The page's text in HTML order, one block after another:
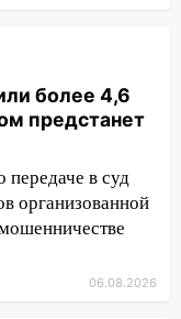
град
рублей
более 4,6
предстанет
передаче в суд
организованной
06.08.2026